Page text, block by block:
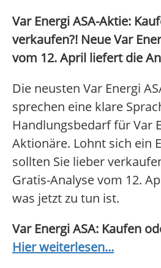
Var Energi ASA-Aktie:
verkaufen?! Neue Var
vom 12. April liefert die
Die neusten Var Energi
sprechen eine klare
Handlungsbedarf für Var
Aktionäre. Lohnt sich ein
sollten Sie lieber
Gratis-Analyse vom 12.
was jetzt zu tun ist.
Var Energi ASA: Kaufen
Hier weiterlesen...